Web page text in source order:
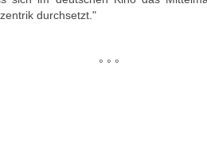
durchsetzt."
° ° °